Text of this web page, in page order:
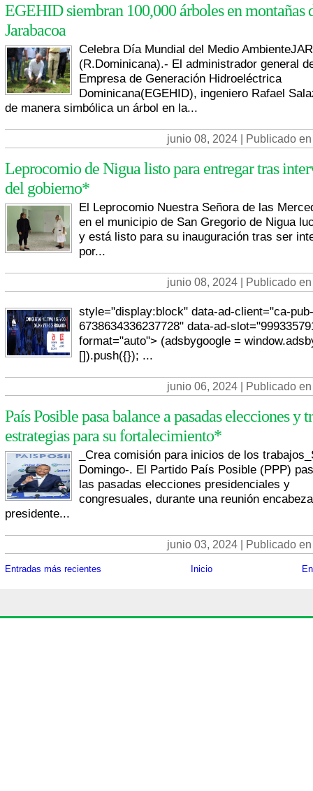
EGEHID siembran 100,000 árboles en montañas
Jarabacoa
Celebra Día Mundial del Medio
(R.Dominicana).- El administrador general
Empresa de Generación Hidroeléctrica
Dominicana(EGEHID), ingeniero Rafael
de manera simbólica un árbol en la...
junio 08, 2024 | Publicado
Leprocomio de Nigua listo para entregar tras
del gobierno*
El Leprocomio Nuestra Señora de las
en el municipio de San Gregorio de Nigua
y está listo para su inauguración tras ser
por...
junio 08, 2024 | Publicado
style="display:block" data-ad-client="ca-pub-
6738634336237728" data-ad-
format="auto"> (adsbygoogle =
[]).push({}); ...
junio 06, 2024 | Publicado
País Posible pasa balance a pasadas elecciones y
estrategias para su fortalecimiento*
_Crea comisión para inicios de los
Domingo-. El Partido País Posible (PPP)
las pasadas elecciones presidenciales y
congresuales, durante una reunión
presidente...
junio 03, 2024 | Publicado
Entradas más recientes Inicio